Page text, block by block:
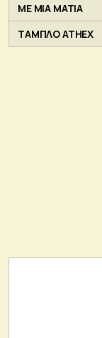
ΜΕ ΜΙΑ ΜΑΤΙΑ
ΤΑΜΠΛΟ ATHEX